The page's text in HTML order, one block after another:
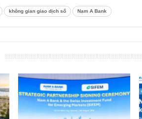
không gian giao dịch số Nam A Bank